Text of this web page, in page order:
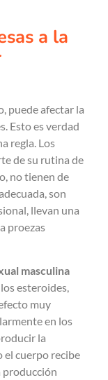
a la
puede afectar la
Esto es verdad
regla. Los
de su rutina de
no tienen de
son
llevan una
proezas
masculina
esteroides,
muy
en los
la
cuerpo recibe
producción